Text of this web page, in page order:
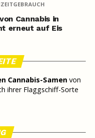
Cannabis in
erneut auf Eis
Cannabis-Samenvon
ihrer Flaggschiff-Sorte